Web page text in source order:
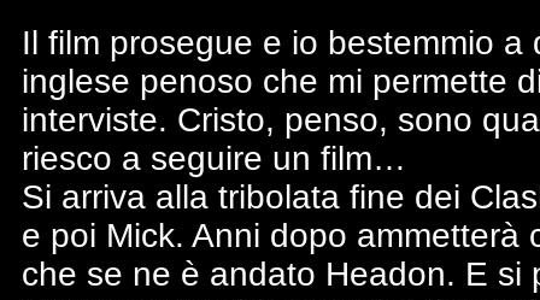
Il film prosegue e io bestemmio
inglese penoso che mi permette
interviste. Cristo, penso, sono
riesco a seguire un film…
Si arriva alla tribolata fine dei
e poi Mick. Anni dopo ammetterà
che se ne è andato Headon. E si